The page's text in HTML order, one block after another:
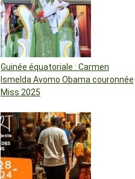
Guinée équatoriale : Carmen
Ismelda Avomo Obama couronnée
Miss 2025